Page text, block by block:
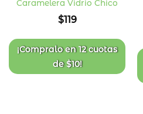
de
deseos
Caramelera Vidrio Chico
$119
¡Compralo en12 cuotas
de$10!